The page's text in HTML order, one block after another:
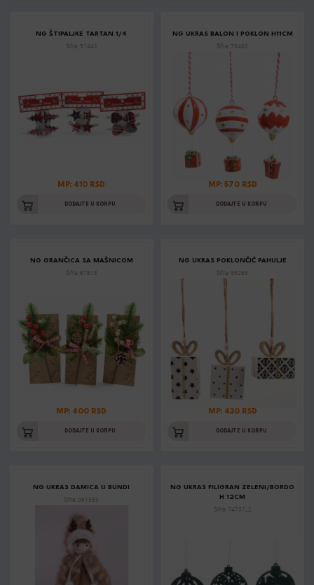
NG ŠTIPALJKE TARTAN 1/4
Šifra: 51442
MP: 410 RSD
DODAJTE U KORPU
NG UKRAS BALON I POKLON H11CM
Šifra: 73402
MP: 570 RSD
DODAJTE U KORPU
NG GRANČICA SA MAŠNICOM
Šifra: 67613
MP: 400 RSD
DODAJTE U KORPU
NG UKRAS POKLONČIĆ PAHULJE
Šifra: 65265
MP: 430 RSD
DODAJTE U KORPU
NG UKRAS DAMICA U BUNDI
Šifra: 061569
NG UKRAS FILIGRAN ZELENI/BORDO
H 12CM
Šifra: 74737_2